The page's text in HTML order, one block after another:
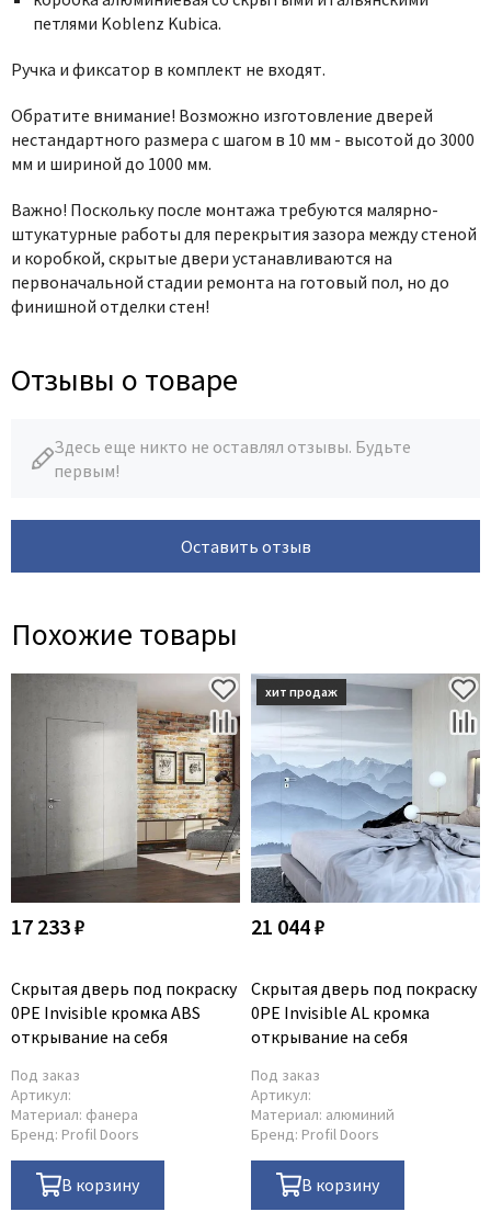
петлями Koblenz Kubica.
Ручка и фиксатор в комплект не входят.
Обратите внимание! Возможно изготовление дверей
нестандартного размера с шагом в 10 мм - высотой до 3000
мм и шириной до 1000 мм.
Важно! Поскольку после монтажа требуются малярно-
штукатурные работы для перекрытия зазора между стеной
и коробкой, скрытые двери устанавливаются на
первоначальной стадии ремонта на готовый пол, но до
финишной отделки стен!
Отзывы о товаре
Здесь еще никто не оставлял отзывы. Будьте
первым!
Оставить отзыв
Похожие товары
17 233 ₽
Скрытая дверь под покраску
0PE Invisible кромка ABS
открывание на себя
Под заказ
Артикул:
Материал: фанера
Бренд: Profil Doors
В корзину
21 044 ₽
Скрытая дверь под покраску
0PE Invisible AL кромка
открывание на себя
Под заказ
Артикул:
Материал: алюминий
Бренд: Profil Doors
В корзину